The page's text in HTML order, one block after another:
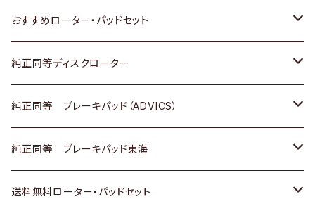
ダイハツ
マツダ
三菱
スバル
日野
いすゞ
ダイハツ
マツダ
三菱
日野
いすゞ
ダイハツ
三菱
日野
三菱ふそう
スズキ
日産
ダイハツ
マツダ
三菱
ホンダ
スズキ
日産
いすゞ
ダイハツ
トヨタ
日産
いすゞ
ダイハツ
マツダ
おすすめローター・パッドセット
トヨタ
ホンダ
スズキ
日産
純正同等ディスクローター
トヨタ
ホンダ
スズキ
純正同等 ブレーキパッド（ADVICS）
トヨタ
ホンダ
純正同等 ブレーキパッド東海
トヨタ
送料無料ローター・パッドセット